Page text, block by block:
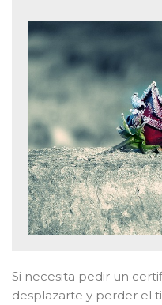
Si necesita pedir un
desplazarte y perder el